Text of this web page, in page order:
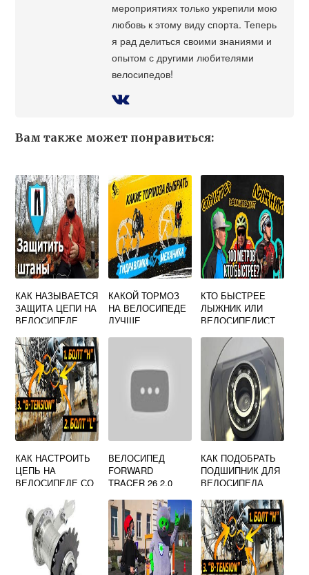
мероприятиях только укрепили мою
любовь к этому виду спорта. Теперь
я рад делиться своими знаниями и
опытом с другими любителями
велосипедов!
Вам также может понравиться:
КАК НАЗЫВАЕТСЯ
ЗАЩИТА ЦЕПИ НА
ВЕЛОСИПЕДЕ
КАКОЙ ТОРМОЗ
НА ВЕЛОСИПЕДЕ
ЛУЧШЕ
КТО БЫСТРЕЕ
ЛЫЖНИК ИЛИ
ВЕЛОСИПЕДИСТ
КАК НАСТРОИТЬ
ЦЕПЬ НА
ВЕЛОСИПЕДЕ СО
ВЕЛОСИПЕД
FORWARD
TRACER 26 2.0
КАК ПОДОБРАТЬ
ПОДШИПНИК ДЛЯ
ВЕЛОСИПЕДА